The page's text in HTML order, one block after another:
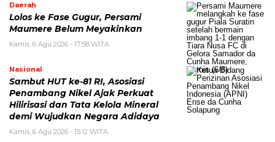
Daerah
Lolos ke Fase Gugur, Persami
Maumere Belum Meyakinkan
Kamis, 6 Agu 2026 - 17:58 WITA
Nasional
Sambut HUT ke-81 RI, Asosiasi
Penambang Nikel Ajak Perkuat
Hilirisasi dan Tata Kelola Mineral
demi Wujudkan Negara Adidaya
Kamis, 6 Agu 2026 - 15:12 WITA